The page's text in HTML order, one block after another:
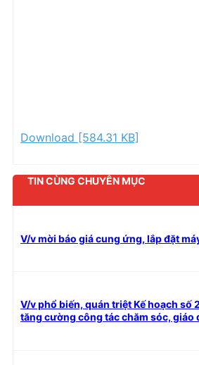
Download [584.31 KB]
TIN CÙNG CHUYÊN MỤC
V/v mời báo giá cung ứng, lắp đặt
V/v phổ biến, quán triệt Kế hoạch số
tăng cường công tác chăm sóc, giáo